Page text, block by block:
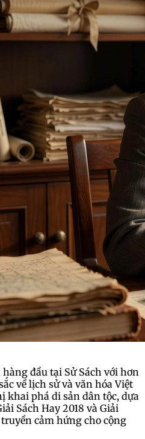
đầu tại Sử Sách với hơn
về lịch sử và văn hóa Việt
khai phá di sản dân tộc, dựa
Sách Hay 2018 và Giải
cảm hứng cho cộng